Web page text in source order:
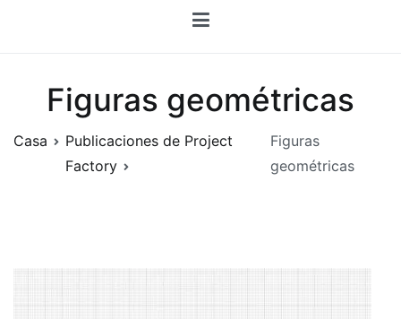
Figuras geométricas
Casa
Publicaciones de Project
Factory
Figuras
geométricas